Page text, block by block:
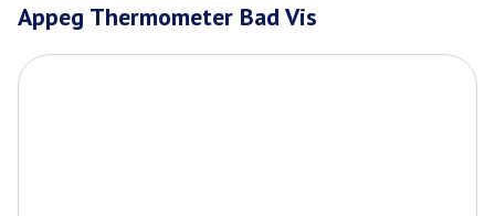
Appeg Thermometer Bad Vis